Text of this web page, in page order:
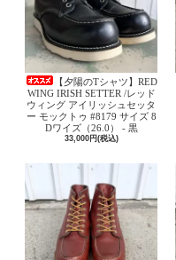
【夕陽のTシャツ】RED
WING IRISH SETTER /レッド
ウィング アイリッシュセッタ
ー モックトゥ #8179 サイズ 8
Dワイズ（26.0） - 黒
33,000円(税込)